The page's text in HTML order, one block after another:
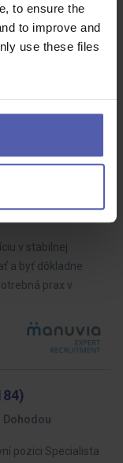
to ensure the
to improve and
use these files
kteří se připojí
za montáž
v stabilnej
a byť dôkladne
prax v
Dohodou
pozici Specialista